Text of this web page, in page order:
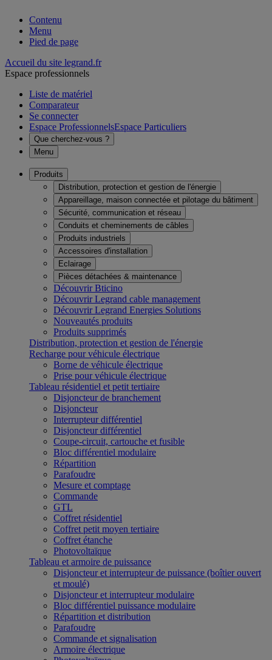
Contenu
Menu
Pied de page
Accueil du site legrand.fr
Espace professionnels
Liste de matériel
Comparateur
Se connecter
Espace ProfessionnelsEspace Particuliers
Que cherchez-vous ?
Menu
Produits
Distribution, protection et gestion de l'énergie
Appareillage, maison connectée et pilotage du bâtiment
Sécurité, communication et réseau
Conduits et cheminements de câbles
Produits industriels
Accessoires d'installation
Eclairage
Pièces détachées & maintenance
Découvrir Bticino
Découvrir Legrand cable management
Découvrir Legrand Energies Solutions
Nouveautés produits
Produits supprimés
Distribution, protection et gestion de l'énergie
Recharge pour véhicule électrique
Borne de véhicule électrique
Prise pour véhicule électrique
Tableau résidentiel et petit tertiaire
Disjoncteur de branchement
Disjoncteur
Interrupteur différentiel
Disjoncteur différentiel
Coupe-circuit, cartouche et fusible
Bloc différentiel modulaire
Répartition
Parafoudre
Mesure et comptage
Commande
GTL
Coffret résidentiel
Coffret petit moyen tertiaire
Coffret étanche
Photovoltaïque
Tableau et armoire de puissance
Disjoncteur et interrupteur de puissance (boîtier ouvert
et moulé)
Disjoncteur et interrupteur modulaire
Bloc différentiel puissance modulaire
Répartition et distribution
Parafoudre
Commande et signalisation
Armoire électrique